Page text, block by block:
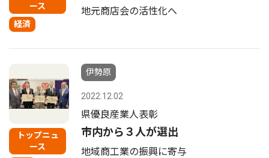
ース
経済
地元商店会の活性化へ
トップニュ
ース
伊勢原
2022.12.02
県優良産業人表彰
市内から３人が選出
地域商工業の振興に寄与